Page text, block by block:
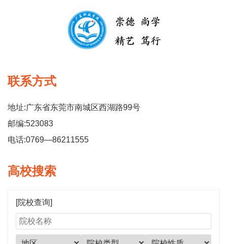
联系方式
地址:广东省东莞市南城区西湖路99号
邮编:523083
电话:0769—86211555
高校搜索
[院校查询]